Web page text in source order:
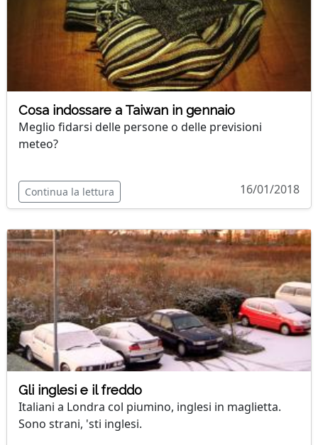
Cosa indossare a Taiwan in gennaio
Meglio fidarsi delle persone o delle previsioni
meteo?
Continua la lettura 16/01/2018
Gli inglesi e il freddo
Italiani a Londra col piumino, inglesi in maglietta.
Sono strani, 'sti inglesi.